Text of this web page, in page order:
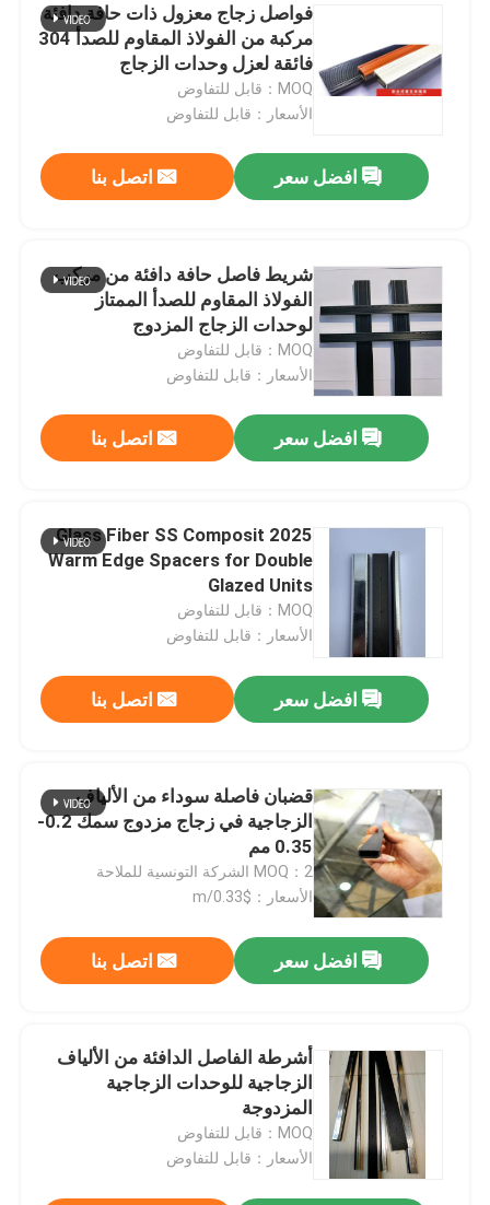
اطلب اقتباس
بار بوتيل فاصل
نوافذ الجورجية بار
مانع تسرب الزجاج المعزول
وسادة الفلين
المجفف المنخل الجزيئي
موصل زاوية بلاستيك
ملحقات الزجاج المزودة
ملحقات زجاجية أخرى
مسمار التوسيع
زجاج معشق معماري
فواصل زجاج معزول ذات حافة دافئة
مركبة من الفولاذ المقاوم للصدأ 304
فائقة لعزل وحدات الزجاج
MOQ：قابل للتفاوض
الأسعار：قابل للتفاوض
افضل سعر اتصل بنا
شريط فاصل حافة دافئة من مركب
الفولاذ المقاوم للصدأ الممتاز
لوحدات الزجاج المزدوج
MOQ：قابل للتفاوض
الأسعار：قابل للتفاوض
افضل سعر اتصل بنا
2025 Glass Fiber SS Composit
Warm Edge Spacers for Double
Glazed Units
MOQ：قابل للتفاوض
الأسعار：قابل للتفاوض
افضل سعر اتصل بنا
قضبان فاصلة سوداء من الألياف
الزجاجية في زجاج مزدوج سمك 0.2-
0.35 مم
MOQ：2 الشركة التونسية للملاحة
الأسعار：$0.33/m
افضل سعر اتصل بنا
أشرطة الفاصل الدافئة من الألياف
الزجاجية للوحدات الزجاجية
المزدوجة
MOQ：قابل للتفاوض
الأسعار：قابل للتفاوض